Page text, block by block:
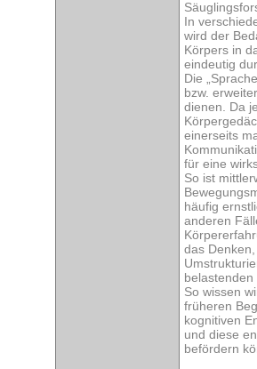
In
wird der
Körpers in
eindeutig
Die
bzw.
dienen. Da
einerseits
für eine
So ist
häufig
anderen
das
belastenden
So wissen
früheren
kognitiven
und diese
befördern